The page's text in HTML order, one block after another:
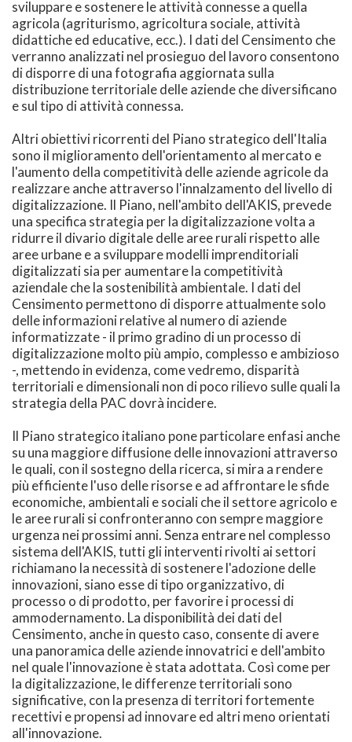
sviluppare e sostenere le attività connesse a quella
agricola (agriturismo, agricoltura sociale, attività
didattiche ed educative, ecc.). I dati del Censimento che
verranno analizzati nel prosieguo del lavoro consentono
di disporre di una fotografia aggiornata sulla
distribuzione territoriale delle aziende che diversificano
e sul tipo di attività connessa.
Altri obiettivi ricorrenti del Piano strategico dell'Italia
sono il miglioramento dell'orientamento al mercato e
l'aumento della competitività delle aziende agricole da
realizzare anche attraverso l'innalzamento del livello di
digitalizzazione. Il Piano, nell'ambito dell'AKIS, prevede
una specifica strategia per la digitalizzazione volta a
ridurre il divario digitale delle aree rurali rispetto alle
aree urbane e a sviluppare modelli imprenditoriali
digitalizzati sia per aumentare la competitività
aziendale che la sostenibilità ambientale. I dati del
Censimento permettono di disporre attualmente solo
delle informazioni relative al numero di aziende
informatizzate - il primo gradino di un processo di
digitalizzazione molto più ampio, complesso e ambizioso
-, mettendo in evidenza, come vedremo, disparità
territoriali e dimensionali non di poco rilievo sulle quali la
strategia della PAC dovrà incidere.
Il Piano strategico italiano pone particolare enfasi anche
su una maggiore diffusione delle innovazioni attraverso
le quali, con il sostegno della ricerca, si mira a rendere
più efficiente l'uso delle risorse e ad affrontare le sfide
economiche, ambientali e sociali che il settore agricolo e
le aree rurali si confronteranno con sempre maggiore
urgenza nei prossimi anni. Senza entrare nel complesso
sistema dell'AKIS, tutti gli interventi rivolti ai settori
richiamano la necessità di sostenere l'adozione delle
innovazioni, siano esse di tipo organizzativo, di
processo o di prodotto, per favorire i processi di
ammodernamento. La disponibilità dei dati deI
Censimento, anche in questo caso, consente di avere
una panoramica delle aziende innovatrici e dell'ambito
nel quale l'innovazione è stata adottata. Così come per
la digitalizzazione, le differenze territoriali sono
significative, con la presenza di territori fortemente
recettivi e propensi ad innovare ed altri meno orientati
all'innovazione.